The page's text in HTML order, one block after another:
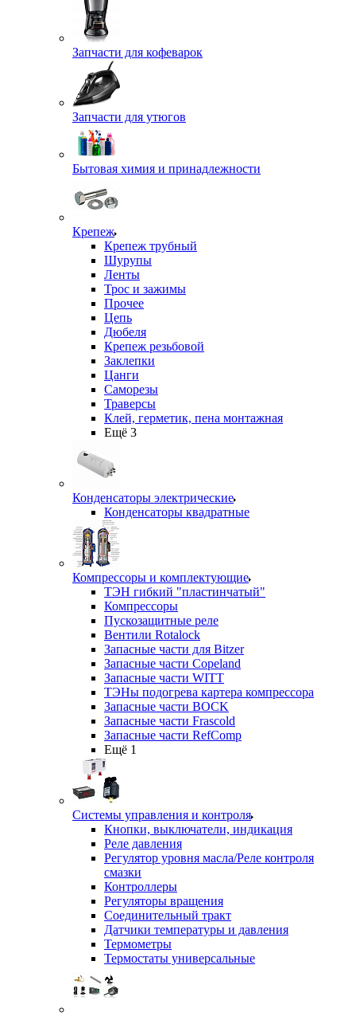
Запчасти для кофеварок
Запчасти для утюгов
Бытовая химия и принадлежности
Крепеж
Крепеж трубный
Шурупы
Ленты
Трос и зажимы
Прочее
Цепь
Дюбеля
Крепеж резьбовой
Заклепки
Цанги
Саморезы
Траверсы
Клей, герметик, пена монтажная
Ещё 3
Конденсаторы электрические
Конденсаторы квадратные
Компрессоры и комплектующие
ТЭН гибкий "пластинчатый"
Компрессоры
Пускозащитные реле
Вентили Rotalock
Запасные части для Bitzer
Запасные части Copeland
Запасные части WITT
ТЭНы подогрева картера компрессора
Запасные части BOCK
Запасные части Frascold
Запасные части RefComp
Ещё 1
Системы управления и контроля
Кнопки, выключатели, индикация
Реле давления
Регулятор уровня масла/Реле контроля
смазки
Контроллеры
Регуляторы вращения
Соединительный тракт
Датчики температуры и давления
Термометры
Термостаты универсальные